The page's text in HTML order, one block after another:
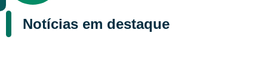
Notícias em destaque